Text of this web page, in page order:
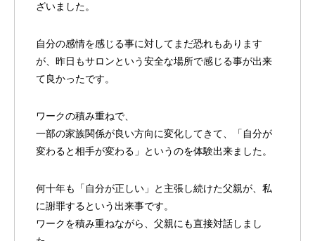
ざいました。
自分の感情を感じる事に対してまだ恐れもあります
が、昨日もサロンという安全な場所で感じる事が出来
て良かったです。
ワークの積み重ねで、
一部の家族関係が良い方向に変化してきて、「自分が
変わると相手が変わる」というのを体験出来ました。
何十年も「自分が正しい」と主張し続けた父親が、私
に謝罪するという出来事です。
ワークを積み重ねながら、父親にも直接対話しまし